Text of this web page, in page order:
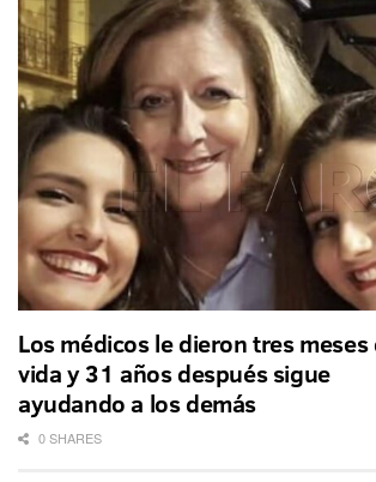
Los médicos le dieron tres meses
vida y 31 años después sigue
ayudando a los demás
0 SHARES